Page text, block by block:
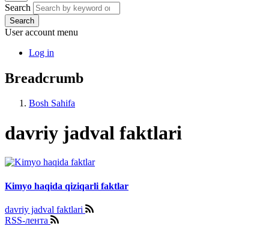
Search
Search
User account menu
Log in
Breadcrumb
Bosh Sahifa
davriy jadval faktlari
Kimyo haqida qiziqarli faktlar
davriy jadval faktlari
RSS-лента